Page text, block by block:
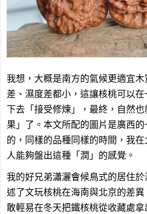
我想，大概是南方的氣候更適宜
差、濕度差都小，這讓核桃可以
下去「接受修煉」，最終，自然
果」了。本文所配的圖片是廣西
的，同樣的品種同樣的時間，我
人能夠盤出這種「潤」的感覺。
我的好兄弟瀟灑會候鳥式的居住
述了文玩核桃在海南與北京的差
敢輕易在冬天把鐵核桃從收藏處